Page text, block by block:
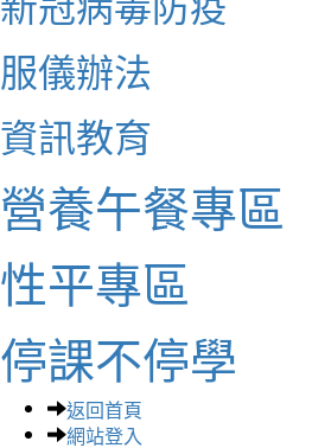
服儀辦法
資訊教育
營養午餐專區
性平專區
停課不停學
返回首頁
網站登入